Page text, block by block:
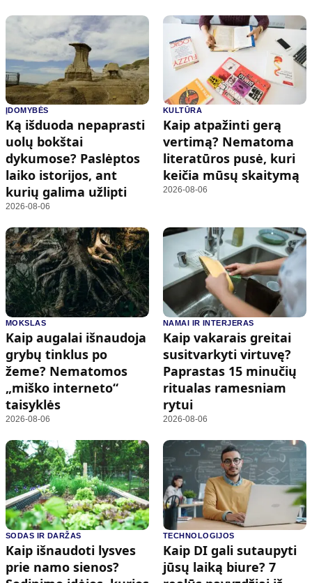
ĮDOMYBĖS
Ką išduoda nepaprasti
uolų bokštai
dykumose? Paslėptos
laiko istorijos, ant
kurių galima užlipti
2026-08-06
KULTŪRA
Kaip atpažinti gerą
vertimą? Nematoma
literatūros pusė, kuri
keičia mūsų skaitymą
2026-08-06
MOKSLAS
Kaip augalai išnaudoja
grybų tinklus po
žeme? Nematomos
„miško interneto“
taisyklės
2026-08-06
NAMAI IR INTERJERAS
Kaip vakarais greitai
susitvarkyti virtuvę?
Paprastas 15 minučių
ritualas ramesniam
rytui
2026-08-06
SODAS IR DARŽAS
Kaip išnaudoti lysves
prie namo sienos?
TECHNOLOGIJOS
Kaip DI gali sutaupyti
jūsų laiką biure? 7